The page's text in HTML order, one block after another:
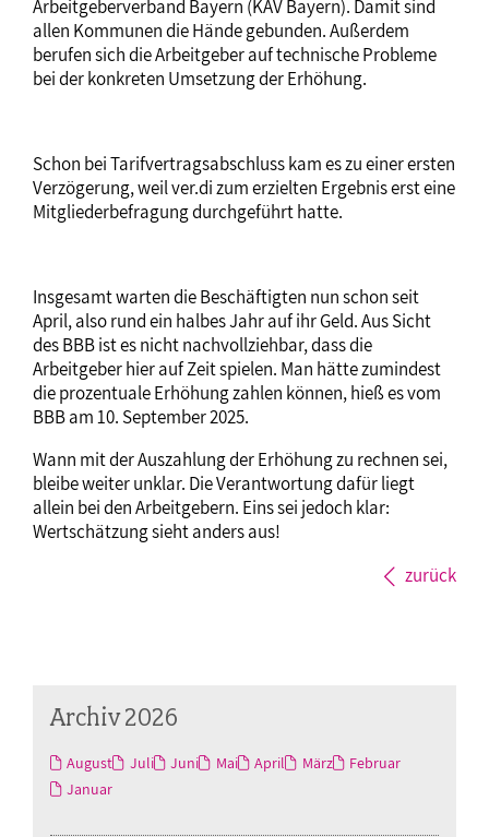
Arbeitgeberverband Bayern (KAV Bayern). Damit sind
allen Kommunen die Hände gebunden. Außerdem
berufen sich die Arbeitgeber auf technische Probleme
bei der konkreten Umsetzung der Erhöhung.
Schon bei Tarifvertragsabschluss kam es zu einer ersten
Verzögerung, weil ver.di zum erzielten Ergebnis erst eine
Mitgliederbefragung durchgeführt hatte.
Insgesamt warten die Beschäftigten nun schon seit
April, also rund ein halbes Jahr auf ihr Geld. Aus Sicht
des BBB ist es nicht nachvollziehbar, dass die
Arbeitgeber hier auf Zeit spielen. Man hätte zumindest
die prozentuale Erhöhung zahlen können, hieß es vom
BBB am 10. September 2025.
Wann mit der Auszahlung der Erhöhung zu rechnen sei,
bleibe weiter unklar. Die Verantwortung dafür liegt
allein bei den Arbeitgebern. Eins sei jedoch klar:
Wertschätzung sieht anders aus!
zurück
Archiv 2026
August Juli Juni Mai April März
Februar
Januar